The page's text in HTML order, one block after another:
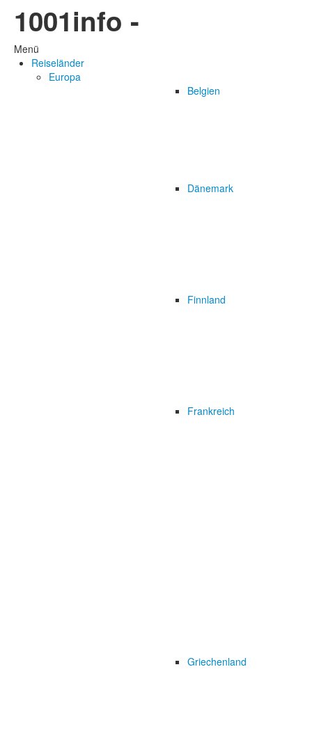
1001info -
Menü
Reiseländer
Europa
Belgien
Dänemark
Finnland
Frankreich
Griechenland